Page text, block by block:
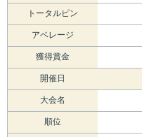
トータルピン
アベレージ
獲得賞金
開催日
大会名
順位